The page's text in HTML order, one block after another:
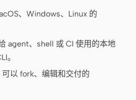
、Windows、Linux 的
agent、shell 或 CI 使用的本地
。
以 fork、编辑和交付的